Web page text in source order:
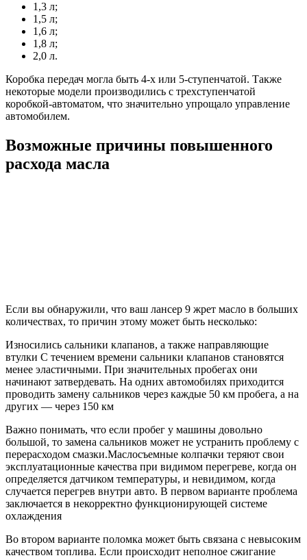
1,3 л;
1,5 л;
1,6 л;
1,8 л;
2,0 л.
Коробка передач могла быть 4-х или 5-ступенчатой. Также
некоторые модели производились с трехступенчатой
коробкой-автоматом, что значительно упрощало управление
автомобилем.
Возможные причины повышенного
расхода масла
Если вы обнаружили, что ваш лансер 9 жрет масло в больших
количествах, то причин этому может быть несколько:
Износились сальники клапанов, а также направляющие
втулки С течением времени сальники клапанов становятся
менее эластичными. При значительных пробегах они
начинают затвердевать. На одних автомобилях приходится
проводить замену сальников через каждые 50 км пробега, а на
других — через 150 км
Важно понимать, что если пробег у машины довольно
большой, то замена сальников может не устранить проблему с
перерасходом смазки.Маслосъемные колпачки теряют свои
эксплуатационные качества при видимом перегреве, когда он
определяется датчиком температуры, и невидимом, когда
случается перегрев внутри авто. В первом варианте проблема
заключается в некорректно функционирующей системе
охлаждения
Во втором варианте поломка может быть связана с невысоким
качеством топлива. Если происходит неполное сжигание